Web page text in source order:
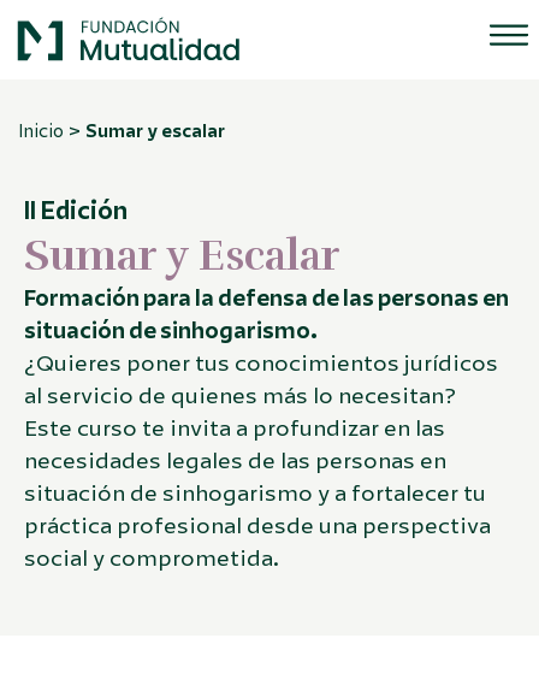
Inicio > Sumar y escalar
II Edición
Sumar y Escalar
Formación para la defensa de las personas en
situación de sinhogarismo.
¿Quieres poner tus conocimientos jurídicos
al servicio de quienes más lo necesitan?
Este curso te invita a profundizar en las
necesidades legales de las personas en
situación de sinhogarismo y a fortalecer tu
práctica profesional desde una perspectiva
social y comprometida.